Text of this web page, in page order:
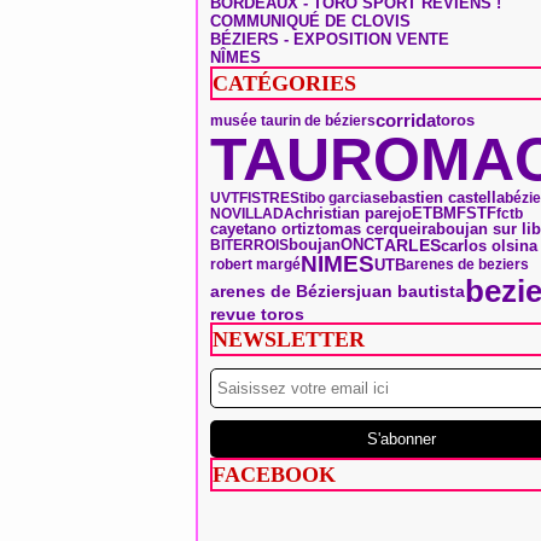
COMMUNIQUÉ DE CLOVIS
BÉZIERS - EXPOSITION VENTE
NÎMES
CATÉGORIES
musée taurin de bézierscorridatoros
UVTFISTREStibo garciasebastien castella
NOVILLADAchristian parejoETBM FSTFfctb
cayetano ortiztomas cerqueiraboujan sur
BITERROISboujanONCTARLEScarlos olsina
robert margéNIMESUTBarenes de beziers
arenes de Béziersjuan bautista
revue toros
NEWSLETTER
FACEBOOK